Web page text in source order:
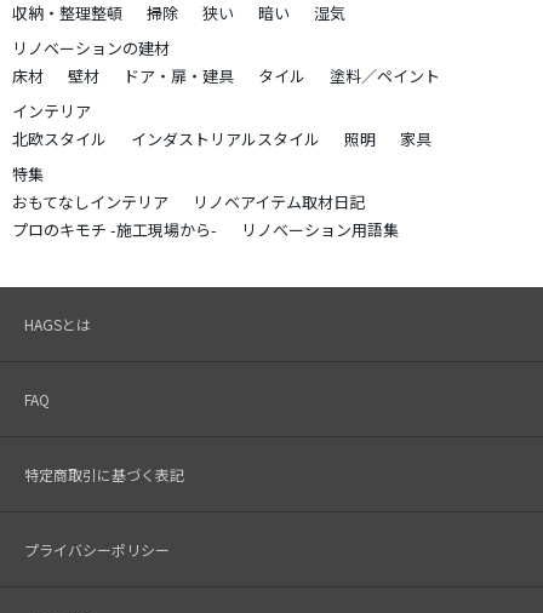
収納・整理整頓
掃除 狭い 暗い
湿気
リノベーションの建材
床材
壁材 ドア・扉・建具 タイル
塗料／ペイント
インテリア
北欧スタイル
インダストリアルスタイル 照明
家具
特集
おもてなしインテリア
リノベアイテム取材日記
プロのキモチ -施工現場から-
リノベーション用語集
HAGSとは
FAQ
特定商取引に基づく表記
プライバシーポリシー